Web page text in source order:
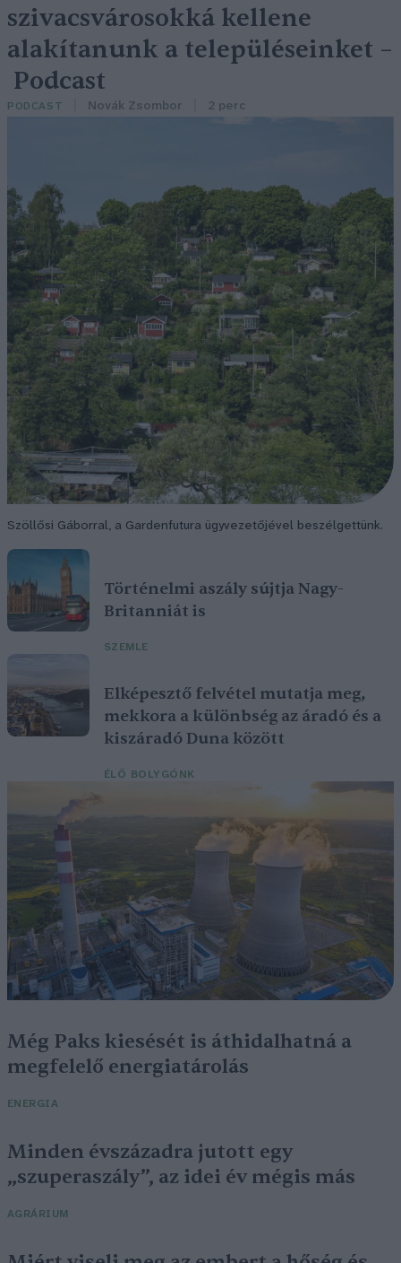
szivacsvárosokká kellene
alakítanunk a településeinket –
Podcast
PODCAST Novák Zsombor 2 perc
Szöllősi Gáborral, a Gardenfutura ügyvezetőjével beszélgettünk.
Történelmi aszály sújtja Nagy-
Britanniát is
SZEMLE
Elképesztő felvétel mutatja meg,
mekkora a különbség az áradó és a
kiszáradó Duna között
ÉLŐ BOLYGÓNK
Még Paks kiesését is áthidalhatná a
megfelelő energiatárolás
ENERGIA
Minden évszázadra jutott egy
„szuperaszály”, az idei év mégis más
AGRÁRIUM